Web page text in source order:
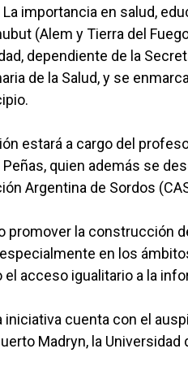
importancia en salud,
(Alem y Tierra del
dependiente de la
de la Salud, y se
estará a cargo del
quien además se
Argentina de Sordos
promover la construcción
en los
acceso igualitario a la
cuenta con el
Madryn, la